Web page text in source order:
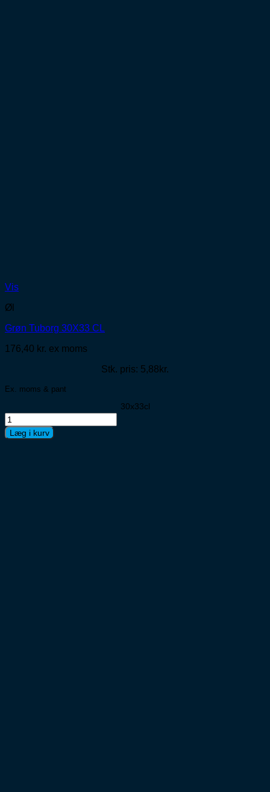
Vis
Øl
Grøn Tuborg 30X33 CL
176,40 kr. ex moms
Stk. pris: 5,88kr.
Ex. moms & pant
30x33cl
Grøn
Tuborg
30X33
Læg i kurv